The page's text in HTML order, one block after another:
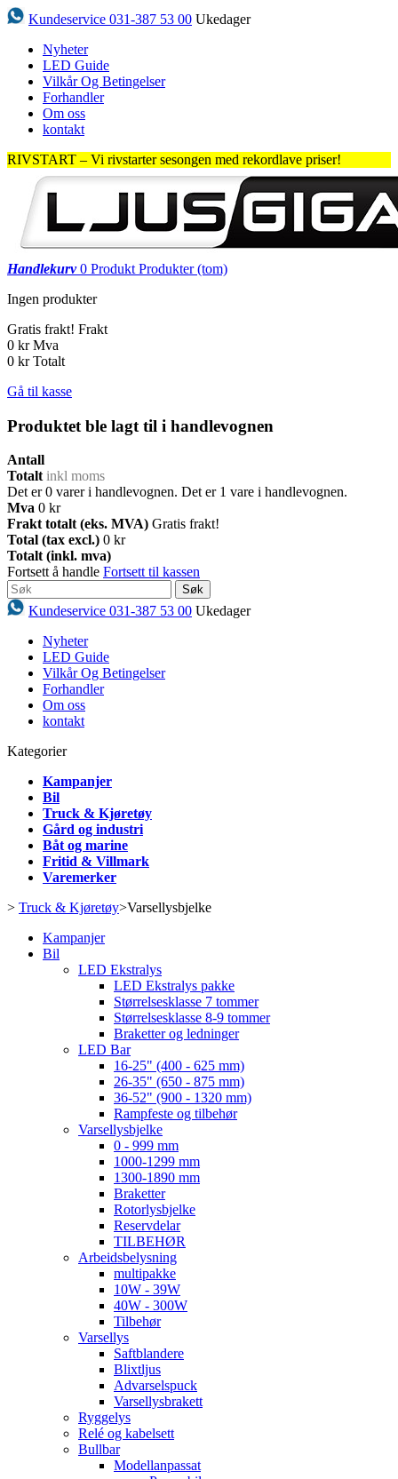
Kundeservice 031-387 53 00 Ukedager
Nyheter
LED Guide
Vilkår Og Betingelser
Forhandler
Om oss
kontakt
RIVSTART – Vi rivstarter sesongen med rekordlave priser!
Handlekurv 0 Produkt Produkter (tom)
Ingen produkter
Gratis frakt! Frakt
0 kr Mva
0 kr Totalt
Gå til kasse
Produktet ble lagt til i handlevognen
Antall
Totalt inkl moms
Det er0 varer i handlevognen. Det er 1 vare i handlevognen.
Mva 0 kr
Frakt totalt (eks. MVA) Gratis frakt!
Total (tax excl.) 0 kr
Totalt (inkl. mva)
Fortsett å handle Fortsett til kassen
Søk
Kundeservice 031-387 53 00 Ukedager
Nyheter
LED Guide
Vilkår Og Betingelser
Forhandler
Om oss
kontakt
Kategorier
Kampanjer
Bil
Truck & Kjøretøy
Gård og industri
Båt og marine
Fritid & Villmark
Varemerker
> Truck & Kjøretøy>Varsellysbjelke
Kampanjer
Bil
LED Ekstralys
LED Ekstralys pakke
Størrelsesklasse 7 tommer
Størrelsesklasse 8-9 tommer
Braketter og ledninger
LED Bar
16-25" (400 - 625 mm)
26-35" (650 - 875 mm)
36-52" (900 - 1320 mm)
Rampfeste og tilbehør
Varsellysbjelke
0 - 999 mm
1000-1299 mm
1300-1890 mm
Braketter
Rotorlysbjelke
Reservdelar
TILBEHØR
Arbeidsbelysning
multipakke
10W - 39W
40W - 300W
Tilbehør
Varsellys
Saftblandere
Blixtljus
Advarselspuck
Varsellysbrakett
Ryggelys
Relé og kabelsett
Bullbar
Modellanpassat